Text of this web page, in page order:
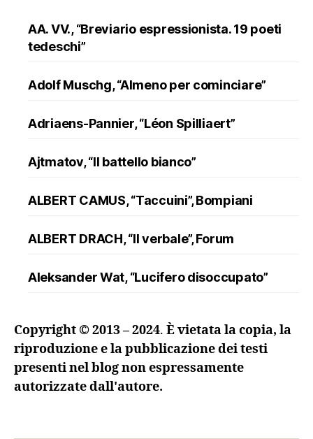
AA. VV., “Breviario espressionista. 19 poeti
tedeschi”
Adolf Muschg, “Almeno per cominciare”
Adriaens-Pannier, “Léon Spilliaert”
Ajtmatov, “Il battello bianco”
ALBERT CAMUS, “Taccuini”, Bompiani
ALBERT DRACH, “Il verbale”, Forum
Aleksander Wat, “Lucifero disoccupato”
ranuncolo”, Oscar Mondadori
Andreev, “Lazzaro e altre novelle”
Copyright © 2013 – 2024. È vietata la copia, la
riproduzione e la pubblicazione dei testi
presenti nel blog non espressamente
autorizzate dall'autore.